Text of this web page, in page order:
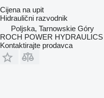
Cijena na upit
Hidraulični razvodnik
Poljska, Tarnowskie Góry
ROCH POWER
Kontaktirajte prodavca